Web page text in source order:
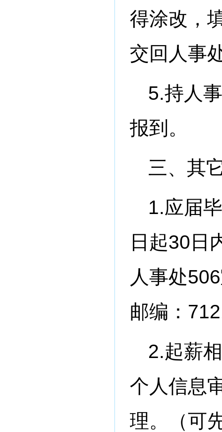
得涂改，
交回人事
5.持人
报到。
三、其
1.应届
日起30日
人事处
邮编：
2.起薪
个人信息
理。（可